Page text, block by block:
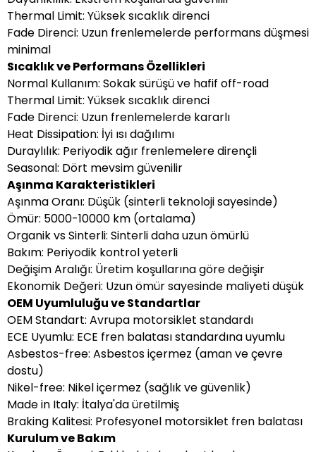
Thermal Limit: Yüksek sıcaklık direnci
Fade Direnci: Uzun frenlemelerde performans düşmesi
minimal
Sıcaklık ve Performans Özellikleri
Normal Kullanım: Sokak sürüşü ve hafif off-road
Thermal Limit: Yüksek sıcaklık direnci
Fade Direnci: Uzun frenlemelerde kararlı
Heat Dissipation: İyi ısı dağılımı
Duraylılık: Periyodik ağır frenlemelere dirençli
Seasonal: Dört mevsim güvenilir
Aşınma Karakteristikleri
Aşınma Oranı: Düşük (sinterli teknoloji sayesinde)
Ömür: 5000-10000 km (ortalama)
Organik vs Sinterli: Sinterli daha uzun ömürlü
Bakım: Periyodik kontrol yeterli
Değişim Aralığı: Üretim koşullarına göre değişir
Ekonomik Değeri: Uzun ömür sayesinde maliyeti düşük
OEM Uyumluluğu ve Standartlar
OEM Standart: Avrupa motorsiklet standardı
ECE Uyumlu: ECE fren balatası standardına uyumlu
Asbestos-free: Asbestos içermez (aman ve çevre
dostu)
Nikel-free: Nikel içermez (sağlık ve güvenlik)
Made in Italy: İtalya'da üretilmiş
Braking Kalitesi: Profesyonel motorsiklet fren balatası
Kurulum ve Bakım